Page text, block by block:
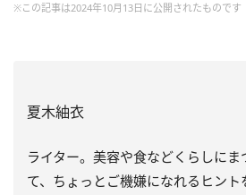
※この記事は2024年10月13日に公開されたものです
夏木紬衣
ライター。美容や食などくらしに
て、ちょっとご機嫌になれるヒント